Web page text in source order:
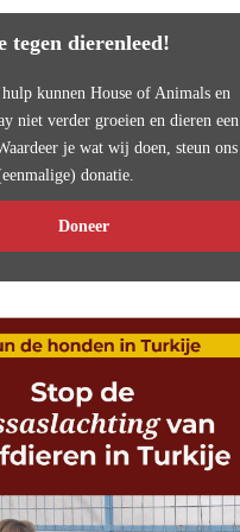
tegen dierenleed!
kunnen House of Animals en
niet verder groeien en dieren een
je wat wij doen, steun ons
donatie.
Doneer